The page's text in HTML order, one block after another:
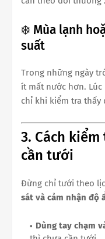
❄️ Mùa lạnh
suất
Trong những ngày
ít mất nước hơn. Lúc
chỉ khi kiểm tra
3. Cách
cần tưới
Đừng chỉ tưới theo
sát và cảm nhận độ
Dùng tay chạm